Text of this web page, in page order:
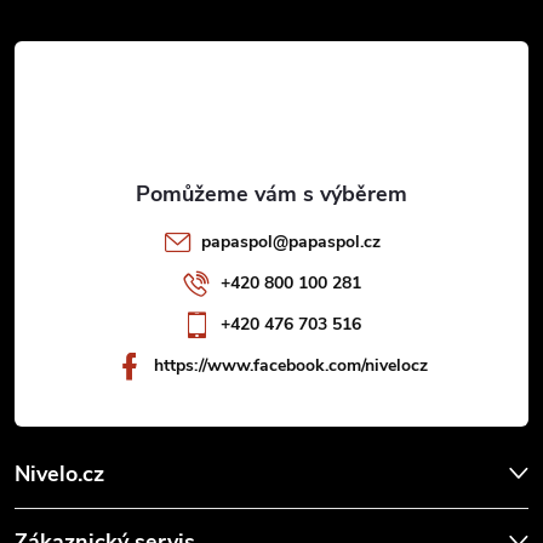
á
Nivelo.cz
papaspol@papaspol.cz
+420 800 100 281
+420 476 703 516
https://www.facebook.com/nivelocz